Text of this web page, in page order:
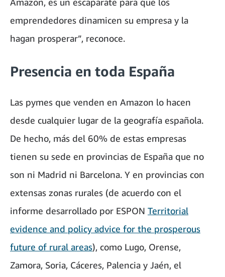
emprendedores dinamicen su empresa y la
hagan prosperar”, reconoce.
Presencia en toda España
Las pymes que venden en Amazon lo hacen
desde cualquier lugar de la geografía española.
De hecho, más del 60% de estas empresas
tienen su sede en provincias de España que no
son ni Madrid ni Barcelona. Y en provincias con
extensas zonas rurales (de acuerdo con el
informe desarrollado por ESPON Territorial
evidence and policy advice for the prosperous
future of rural areas), como Lugo, Orense,
Zamora, Soria, Cáceres, Palencia y Jaén, el